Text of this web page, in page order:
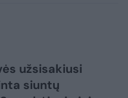
užsisakiusi
siuntų